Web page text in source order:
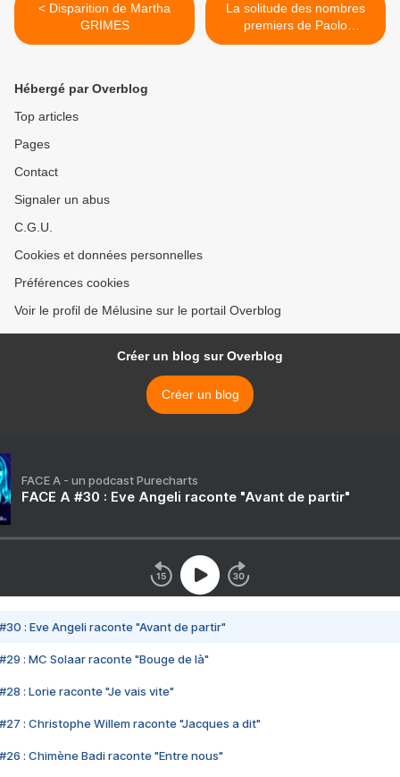
< Disparition de Martha
GRIMES
La solitude des nombres
premiers de Paolo
GIORDANO >
Hébergé par Overblog
Top articles
Pages
Contact
Signaler un abus
C.G.U.
Cookies et données personnelles
Préférences cookies
Voir le profil de Mélusine sur le portail Overblog
Créer un blog sur Overblog
Créer un blog
FACE A - un podcast Purecharts
FACE A #30 : Eve Angeli raconte "Avant de partir"
#30 : Eve Angeli raconte "Avant de partir"
#29 : MC Solaar raconte "Bouge de là"
#28 : Lorie raconte "Je vais vite"
#27 : Christophe Willem raconte "Jacques a dit"
#26 : Chimène Badi raconte "Entre nous"